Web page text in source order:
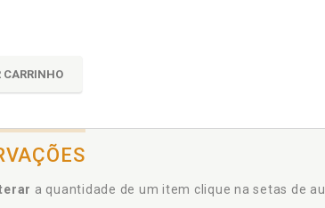
CARRINHO
a quantidade de um item clique na setas de